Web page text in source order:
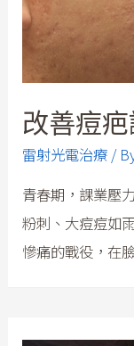
改善痘
雷射光電治療 /
青春期，課業壓
粉刺、大痘痘如
慘痛的戰役，在